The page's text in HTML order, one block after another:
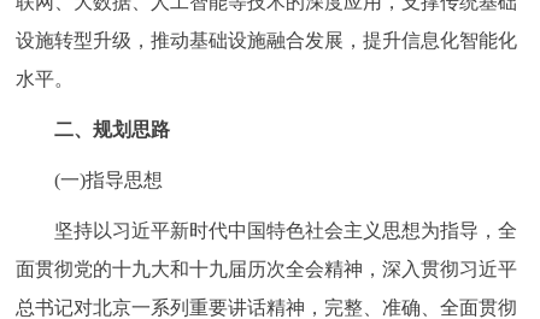
设施转型升级，推动基础设施融合发展，提升信息化智能化
水平。
二、规划思路
(一)指导思想
坚持以习近平新时代中国特色社会主义思想为指导，全
面贯彻党的十九大和十九届历次全会精神，深入贯彻习近平
总书记对北京一系列重要讲话精神，完整、准确、全面贯彻